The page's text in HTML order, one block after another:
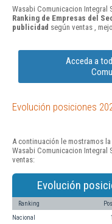
Wasabi Comunicacion Integral
Ranking de Empresas del
publicidad según ventas ,
Acceda a
Evolución posiciones
A continuación le mostramos
Wasabi Comunicacion Integral
ventas:
Evolución
Ranking
Nacional